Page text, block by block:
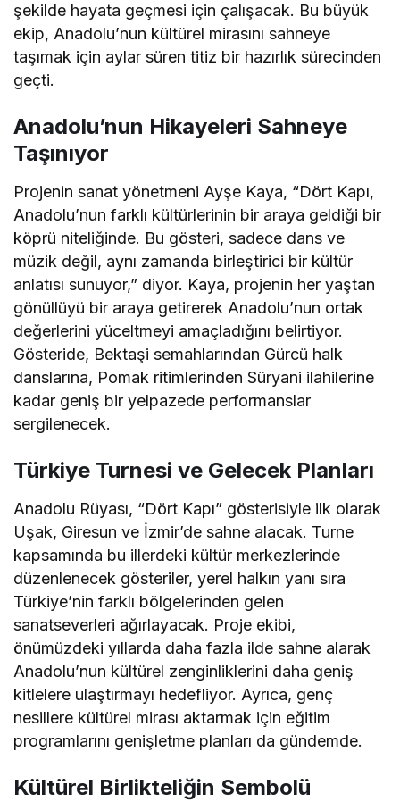
şekilde hayata geçmesi için çalışacak. Bu büyük
ekip, Anadolu’nun kültürel mirasını sahneye
taşımak için aylar süren titiz bir hazırlık sürecinden
geçti.
Anadolu’nun Hikayeleri Sahneye
Taşınıyor
Projenin sanat yönetmeni Ayşe Kaya, “Dört Kapı,
Anadolu’nun farklı kültürlerinin bir araya geldiği bir
köprü niteliğinde. Bu gösteri, sadece dans ve
müzik değil, aynı zamanda birleştirici bir kültür
anlatısı sunuyor,” diyor. Kaya, projenin her yaştan
gönüllüyü bir araya getirerek Anadolu’nun ortak
değerlerini yüceltmeyi amaçladığını belirtiyor.
Gösteride, Bektaşi semahlarından Gürcü halk
danslarına, Pomak ritimlerinden Süryani ilahilerine
kadar geniş bir yelpazede performanslar
sergilenecek.
Türkiye Turnesi ve Gelecek Planları
Anadolu Rüyası, “Dört Kapı” gösterisiyle ilk olarak
Uşak, Giresun ve İzmir’de sahne alacak. Turne
kapsamında bu illerdeki kültür merkezlerinde
düzenlenecek gösteriler, yerel halkın yanı sıra
Türkiye’nin farklı bölgelerinden gelen
sanatseverleri ağırlayacak. Proje ekibi,
önümüzdeki yıllarda daha fazla ilde sahne alarak
Anadolu’nun kültürel zenginliklerini daha geniş
kitlelere ulaştırmayı hedefliyor. Ayrıca, genç
nesillere kültürel mirası aktarmak için eğitim
programlarını genişletme planları da gündemde.
Kültürel Birlikteliğin Sembolü